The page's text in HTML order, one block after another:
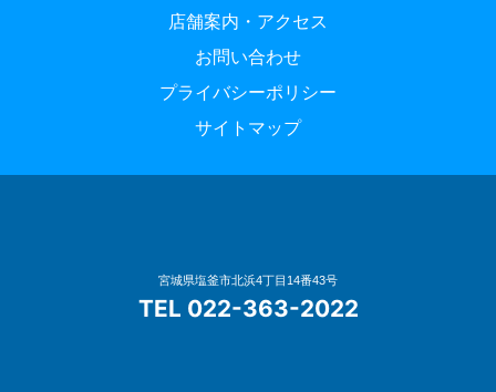
店舗案内・アクセス
お問い合わせ
プライバシーポリシー
サイトマップ
宮城県塩釜市北浜4丁目14番43号
TEL 022-363-2022